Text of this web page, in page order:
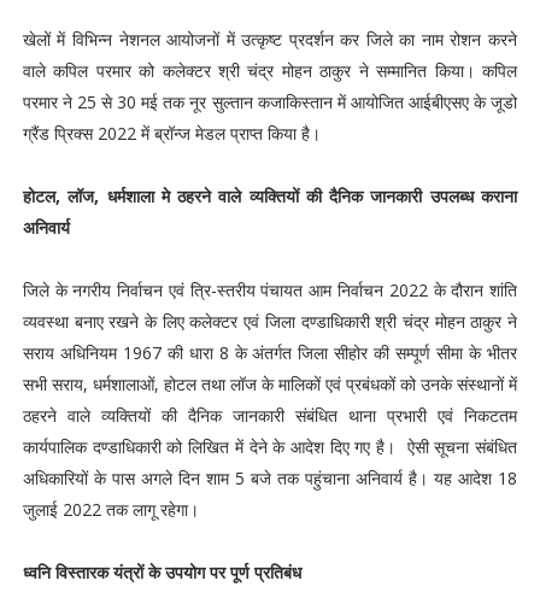
खेलों में विभिन्न नेशनल आयोजनों में उत्कृष्ट प्रदर्शन कर जिले का नाम रोशन करने
वाले कपिल परमार को कलेक्टर श्री चंद्र मोहन ठाकुर ने सम्मानित किया। कपिल
परमार ने 25 से 30 मई तक नूर सुल्तान कजाकिस्तान में आयोजित आईबीएसए के जूडो
ग्रैंड प्रिक्स 2022 में ब्रॉन्ज मेडल प्राप्त किया है।
होटल, लॉज, धर्मशाला मे ठहरने वाले व्यक्तियों की दैनिक जानकारी उपलब्ध कराना
अनिवार्य
जिले के नगरीय निर्वाचन एवं त्रि-स्तरीय पंचायत आम निर्वाचन 2022 के दौरान शांति
व्यवस्था बनाए रखने के लिए कलेक्टर एवं जिला दण्डाधिकारी श्री चंद्र मोहन ठाकुर ने
सराय अधिनियम 1967 की धारा 8 के अंतर्गत जिला सीहोर की सम्पूर्ण सीमा के भीतर
सभी सराय, धर्मशालाओं, होटल तथा लॉज के मालिकों एवं प्रबंधकों को उनके संस्थानों में
ठहरने वाले व्यक्तियों की दैनिक जानकारी संबंधित थाना प्रभारी एवं निकटतम
कार्यपालिक दण्डाधिकारी को लिखित में देने के आदेश दिए गए है। ऐसी सूचना संबंधित
अधिकारियों के पास अगले दिन शाम 5 बजे तक पहुंचाना अनिवार्य है। यह आदेश 18
जुलाई 2022 तक लागू रहेगा।
ध्वनि विस्तारक यंत्रों के उपयोग पर पूर्ण प्रतिबंध